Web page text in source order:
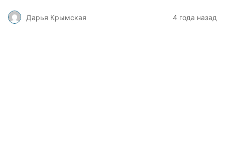
Дарья Крымская 4 года назад